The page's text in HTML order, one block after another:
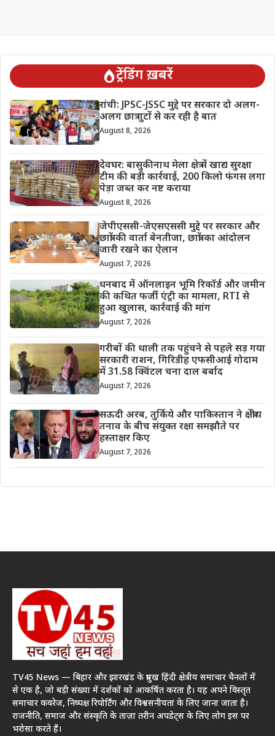
ट्रेंडिंग ख़बरें
रांची: JPSC-JSSC मुद्दे पर सरकार दो अलग-
अलग छात्र गुटों से कर रही है बात
August 8, 2026
देवघर: बासुकीनाथ मेला क्षेत्र में खाद्य सुरक्षा
टीम की बड़ी कार्रवाई, 200 किलो फंगस लगा
पेड़ा जब्त कर नष्ट कराया
August 8, 2026
जेपीएससी-जेएसएससी मुद्दे पर सरकार और
छात्रों की वार्ता बेनतीजा, छात्रों का आंदोलन
जारी रखने का ऐलान
August 7, 2026
धनबाद में ऑनलाइन भूमि रिकॉर्ड और जमीन
की कथित फर्जी एंट्री का मामला, RTI से
हुआ खुलास, कार्रवाई की मांग
August 7, 2026
गरीबों की थाली तक पहुंचने से पहले सड़ गया
सरकारी राशन, गिरिडीह एफसीआई गोदाम
में 31.58 क्विंटल चना दाल बर्बाद
August 7, 2026
सऊदी अरब, तुर्किये और पाकिस्तान ने क्षेत्रीय
तनाव के बीच संयुक्त रक्षा समझौते पर
हस्ताक्षर किए
August 7, 2026
TV45 News — बिहार और झारखंड के प्रमुख हिंदी क्षेत्रीय समाचार चैनलों में
से एक है, जो बड़ी संख्या में दर्शकों को आकर्षित करता है। यह अपने विस्तृत
समाचार कवरेज, निष्पक्ष रिपोर्टिंग और विश्वसनीयता के लिए जाना जाता है।
राजनीति, समाज और संस्कृति के ताज़ा तरीन अपडेट्स के लिए लोग इस पर
भरोसा करते हैं।